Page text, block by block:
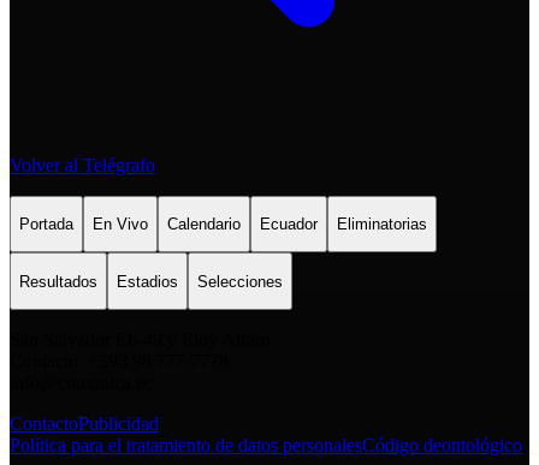
Volver al Telégrafo
Portada En Vivo Calendario Ecuador Eliminatorias
Resultados Estadios Selecciones
ContactoPublicidad
Política para el tratamiento de datos personalesCódigo deontológico